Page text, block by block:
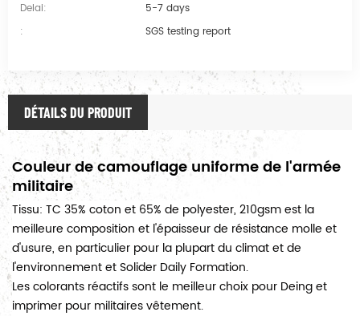
Delai:
5-7 days
:
SGS testing report
DÉTAILS DU PRODUIT
Couleur de camouflage uniforme de l'armée
militaire
Tissu: TC 35% coton et 65% de polyester, 210gsm est la
meilleure composition et l'épaisseur de résistance molle et
d'usure, en particulier pour la plupart du climat et de
l'environnement et Solider Daily Formation.
Les colorants réactifs sont le meilleur choix pour Deing et
imprimer pour militaires vêtement.